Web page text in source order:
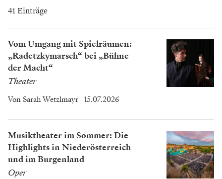
41 Einträge
Vom Umgang mit Spielräumen:
„Radetzkymarsch“ bei „Bühne
der Macht“
Theater
Von Sarah Wetzlmayr 15.07.2026
Musiktheater im Sommer: Die
Highlights in Niederösterreich
und im Burgenland
Oper